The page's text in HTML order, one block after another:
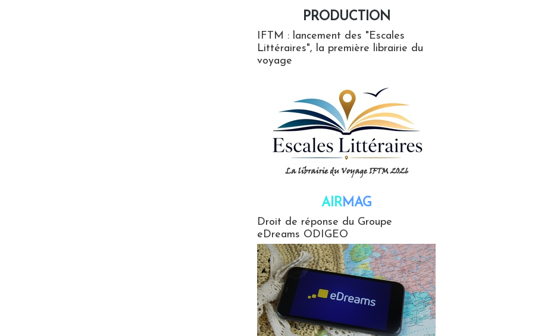
PRODUCTION
IFTM : lancement des "Escales
Littéraires", la première librairie du
voyage
AIRMAG
Droit de réponse du Groupe
eDreams ODIGEO